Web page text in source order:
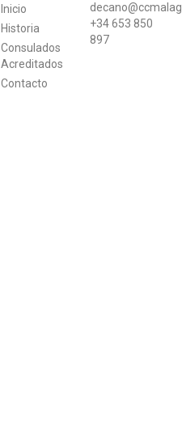
Inicio
Historia
Consulados
Acreditados
Contacto
+34 653 850
897